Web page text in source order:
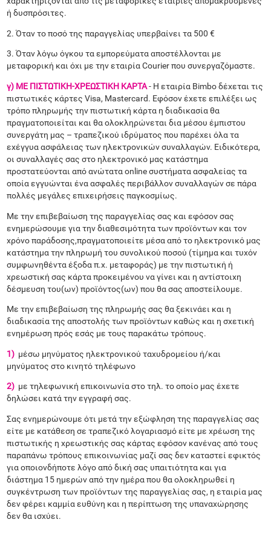
ή δυσπρόσιτες.
2. Όταν το ποσό της παραγγελίας υπερβαίνει τα 500 €
3. Όταν λόγω όγκου τα εμπορεύματα αποστέλλονται με
μεταφορική και όχι με την εταιρία Courier που συνεργαζόμαστε.
γ) ΜΕ ΠΙΣΤΩΤΙΚΗ-ΧΡΕΩΣΤΙΚΗ ΚΑΡΤΑ- Η εταιρία Bimbo δέχεται τις
πιστωτικές κάρτες Visa, Mastercard. Εφόσον έχετε επιλέξει ως
τρόπο πληρωμής την πιστωτική κάρτα η διαδικασία θα
πραγματοποιείται και θα ολοκληρώνεται δια μέσου έμπιστου
συνεργάτη μας – τραπεζικού ιδρύματος που παρέχει όλα τα
εχέγγυα ασφάλειας των ηλεκτρονικών συναλλαγών. Ειδικότερα,
οι συναλλαγές σας στο ηλεκτρονικό μας κατάστημα
προστατεύονται από ανώτατα online συστήματα ασφαλείας τα
οποία εγγυώνται ένα ασφαλές περιβάλλον συναλλαγών σε πάρα
πολλές μεγάλες επιχειρήσεις παγκοσμίως.
Με την επιβεβαίωση της παραγγελίας σας και εφόσον σας
ενημερώσουμε για την διαθεσιμότητα των προϊόντων και τον
χρόνο παράδοσης,πραγματοποιείτε μέσα από το ηλεκτρονικό μας
κατάστημα την πληρωμή του συνολικού ποσού (τίμημα και τυχόν
συμφωνηθέντα έξοδα π.χ. μεταφοράς) με την πιστωτική ή
χρεωστική σας κάρτα προκειμένου να γίνει και η αντίστοιχη
δέσμευση του(ων) προϊόντος(ων) που θα σας αποστείλουμε.
Με την επιβεβαίωση της πληρωμής σας θα ξεκινάει και η
διαδικασία της αποστολής των προϊόντων καθώς και η σχετική
ενημέρωση πρός εσάς με τους παρακάτω τρόπους.
1) μέσω μηνύματος ηλεκτρονικού ταχυδρομείου ή/και
μηνύματος στο κινητό τηλέφωνο
2) με τηλεφωνική επικοινωνία στο τηλ. το οποίο μας έχετε
δηλώσει κατά την εγγραφή σας.
Σας ενημερώνουμε ότι μετά την εξώφληση της παραγγελίας σας
είτε με κατάθεση σε τραπεζικό λογαριασμό είτε με χρέωση της
πιστωτικής η χρεωστικής σας κάρτας εφόσον κανένας από τους
παραπάνω τρόπους επικοινωνίας μαζί σας δεν καταστεί εφικτός
για οποιονδήποτε λόγο από δική σας υπαιτιότητα και για
διάστημα 15 ημερών από την ημέρα που θα ολοκληρωθεί η
συγκέντρωση των προϊόντων της παραγγελίας σας, η εταιρία μας
δεν φέρει καμμία ευθύνη και η περίπτωση της υπαναχώρησης
δεν θα ισχύει.